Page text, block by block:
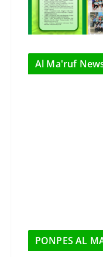
Al Ma'ruf
PONPES AL